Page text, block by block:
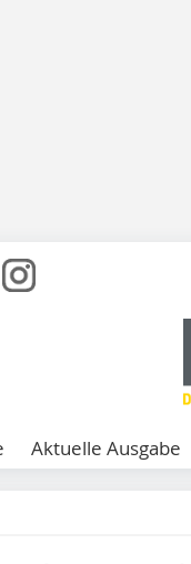
Aktuelle Ausgabe